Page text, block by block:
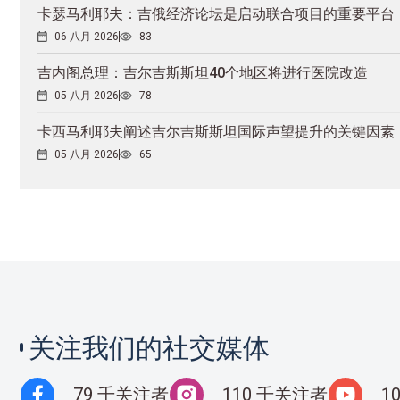
卡瑟马利耶夫：吉俄经济论坛是启动联合项目的重要平台
06 八月 2026 83
吉内阁总理：吉尔吉斯斯坦40个地区将进行医院改造
05 八月 2026 78
卡西马利耶夫阐述吉尔吉斯斯坦国际声望提升的关键因素
05 八月 2026 65
关注我们的社交媒体
79 千关注者 110 千关注者